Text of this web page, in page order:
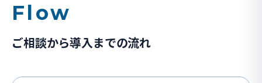
Flow
ご相談から導入までの流れ